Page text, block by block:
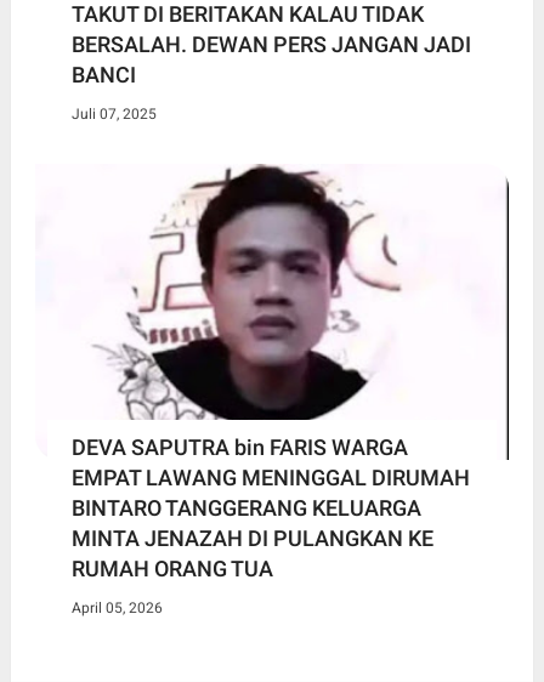
TAKUT DI BERITAKAN KALAU TIDAK
BERSALAH. DEWAN PERS JANGAN JADI
BANCI
Juli 07, 2025
DEVA SAPUTRA bin FARIS WARGA
EMPAT LAWANG MENINGGAL DIRUMAH
BINTARO TANGGERANG KELUARGA
MINTA JENAZAH DI PULANGKAN KE
RUMAH ORANG TUA
April 05, 2026